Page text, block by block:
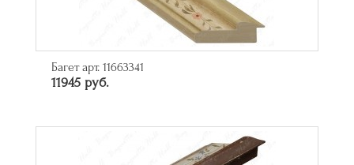
Багет арт. 11663341
11945 руб.